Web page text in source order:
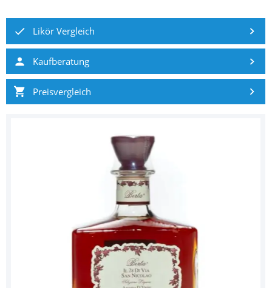
Likör Vergleich
Kaufberatung
Preisvergleich